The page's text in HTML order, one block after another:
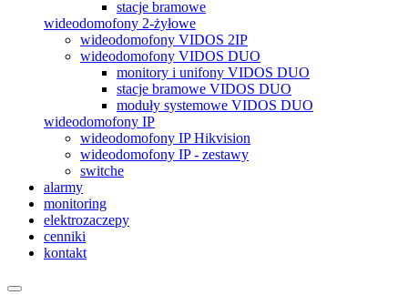
stacje bramowe
wideodomofony 2-żyłowe
wideodomofony VIDOS 2IP
wideodomofony VIDOS DUO
monitory i unifony VIDOS DUO
stacje bramowe VIDOS DUO
moduły systemowe VIDOS DUO
wideodomofony IP
wideodomofony IP Hikvision
wideodomofony IP - zestawy
switche
alarmy
monitoring
elektrozaczepy
cenniki
kontakt